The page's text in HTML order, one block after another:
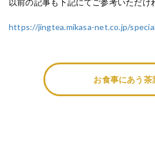
https://jingtea.mikasa-net.co.jp/
お食事にあう